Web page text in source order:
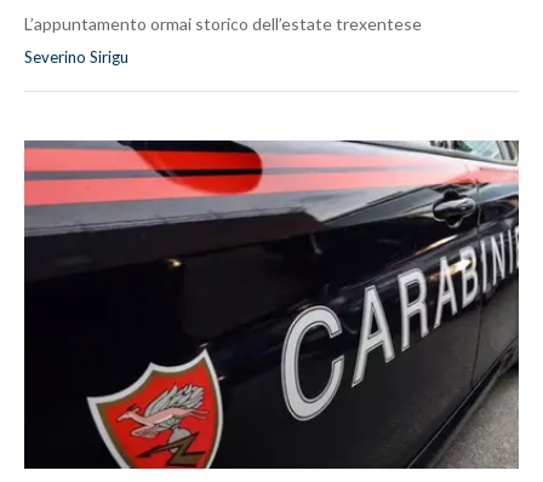
L’appuntamento ormai storico dell’estate trexentese
Severino Sirigu